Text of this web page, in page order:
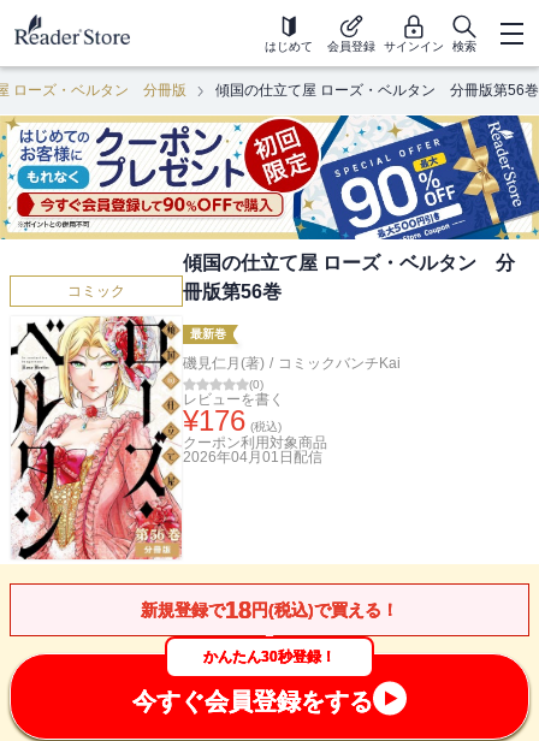
はじめて 会員登録 サインイン 検索
ローズ・ベルタン 分冊版 傾国の仕立て屋 ローズ・ベルタン 分冊版第56巻
コミック
傾国の仕立て屋 ローズ・ベルタン 分
冊版第56巻
最新巻
磯見仁月(著) / コミックバンチKai
(0)
レビューを書く
¥176 (税込)
クーポン利用対象商品
2026年04月01日 配信
新規登録で18円(税込)で買える！
かんたん30秒登録！
今すぐ会員登録をする